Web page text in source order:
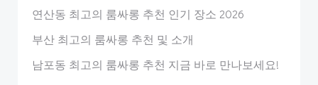
연산동 최고의 룸싸롱 추천 인기 장소 2026
부산 최고의 룸싸롱 추천 및 소개
남포동 최고의 룸싸롱 추천 지금 바로 만나보세요!